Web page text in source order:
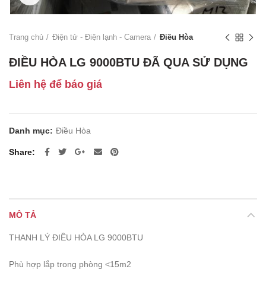
Trang chủ Điện tử - Điện lạnh - Camera Điều Hòa
ĐIỀU HÒA LG 9000BTU ĐÃ QUA SỬ DỤNG
Liên hệ để báo giá
Danh mục: Điều Hòa
Share
MÔ TẢ
THANH LÝ ĐIỀU HÒA LG 9000BTU
Phù hợp lắp trong phòng <15m2